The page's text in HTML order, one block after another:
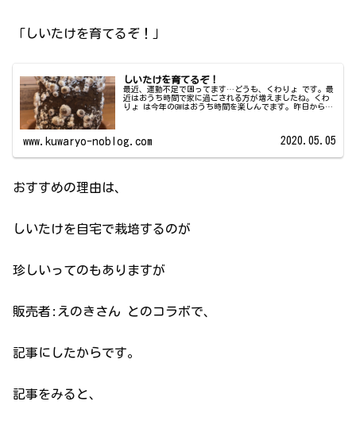
「しいたけを育てるぞ！」
しいたけを育てるぞ！
最近、運動不足で困ってます…どうも、くわりょ です。最
近はおうち時間で家に過ごされる方が増えましたね。くわ
りょ は今年のGWはおうち時間を楽しんでます。昨日からな
www.kuwaryo-noblog.com 2020.05.05
おすすめの理由は、
しいたけを自宅で栽培するのが
珍しいってのもありますが
販売者:えのきさん とのコラボで、
記事にしたからです。
記事をみると、